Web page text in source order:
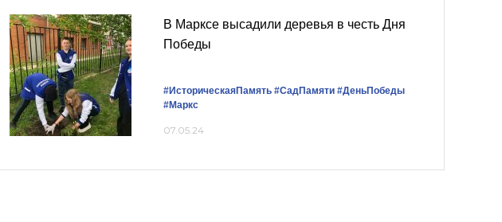
В Марксе высадили деревья в честь Дня
Победы
#ИсторическаяПамять #СадПамяти #ДеньПобеды
#Маркс
07.05.24